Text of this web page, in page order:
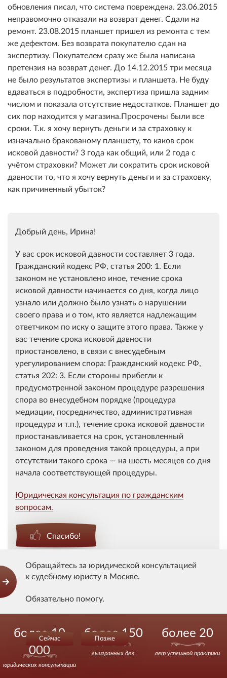
обновления писал, что система повреждена. 23.06.2015
неправомочно отказали на возврат денег. Сдали на
ремонт. 23.08.2015 планшет пришел из ремонта с тем
же дефектом. Без возврата покупателю сдан на
экспертизу. Покупателем сразу же была написана
претензия на возврат денег. До 14.12.2015 три месяца
не было результатов экспертизы и планшета. Не буду
вдаваться в подробности, экспертиза пришла задним
числом и показала отсутствие недостатков. Планшет до
сих пор находится у магазина.Просрочены были все
сроки. Т.к. я хочу вернуть деньги и за страховку к
изначально бракованому планшету, то каков срок
исковой давности? 3 года как общий, или 2 года с
учётом страховки? Может ли сократить срок исковой
давности то, что я хочу вернуть деньги и за страховку,
как причиненный убыток?
Добрый день, Ирина!
У вас срок исковой давности составляет 3 года.
Гражданский кодекс РФ, статья 200: 1. Если
законом не установлено иное, течение срока
исковой давности начинается со дня, когда лицо
узнало или должно было узнать о нарушении
своего права и о том, кто является надлежащим
ответчиком по иску о защите этого права. Также у
вас течение срока исковой давности
приостановлено, в связи с внесудебным
урегулированием спора: Гражданский кодекс РФ,
статья 202: 3. Если стороны прибегли к
предусмотренной законом процедуре разрешения
спора во внесудебном порядке (процедура
медиации, посредничество, административная
процедура и т.п.), течение срока исковой давности
приостанавливается на срок, установленный
законом для проведения такой процедуры, а при
отсутствии такого срока — на шесть месяцев со дня
начала соответствующей процедуры.
Юридическая консультация по гражданским
вопросам.
Спасибо!
Спасибо сказали 18 человек
Оставить комментарий
Ваше имя
Email (Не отображается на сайте)
Обращайтесь за юридической консультацией
к судебному юристу в Москве.
Обязательно помогу.
Сейчас Позже
более 10
000
юридических консультаций
более 150
выигранных дел
более 20
лет успешной практики